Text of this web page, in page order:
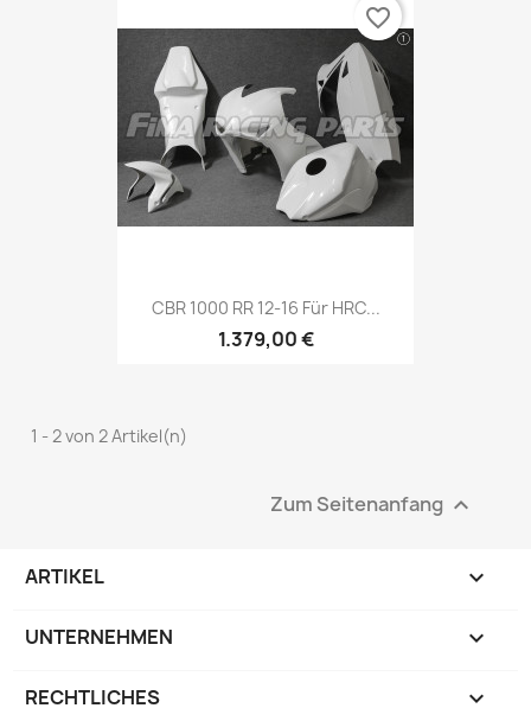
CBR 1000 RR 12-16 Für HRC...
1.379,00 €
favorite_border
1 - 2 von 2 Artikel(n)
Zum Seitenanfang 
ARTIKEL 
UNTERNEHMEN 
RECHTLICHES 